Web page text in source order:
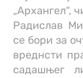
„Архангел“,
Радислав
се бори за
вреднсти
садашњег